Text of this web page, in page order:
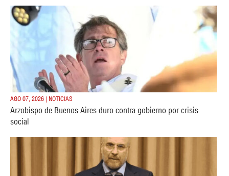
AGO 07, 2026 | NOTICIAS
Arzobispo de Buenos Aires duro contra gobierno por crisis
social